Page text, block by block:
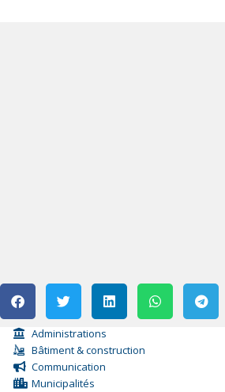
Administrations
Bâtiment & construction
Communication
Municipalités